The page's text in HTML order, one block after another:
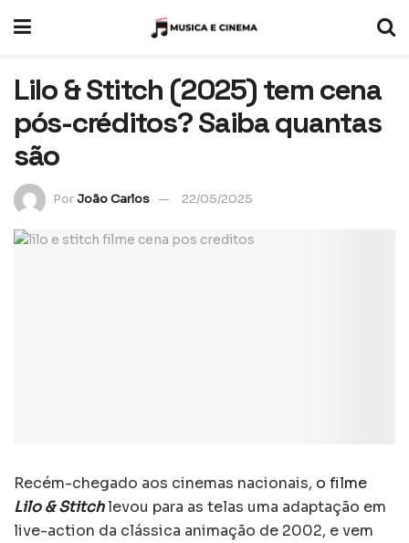
Lilo & Stitch (2025) tem cena
pós-créditos? Saiba quantas
são
PorJoão Carlos 22/05/2025
Recém-chegado aos cinemas nacionais, o filme
Lilo & Stitchlevou para as telas uma adaptação em
live-action da clássica animação de 2002, e vem